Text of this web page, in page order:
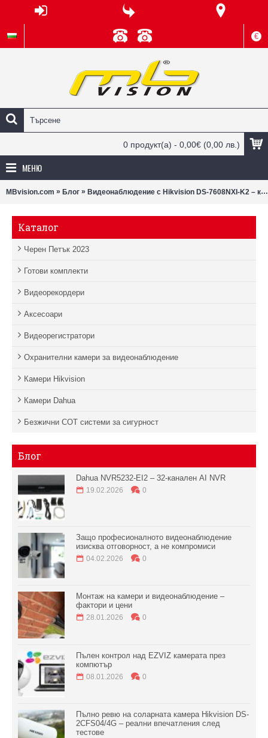
€
0 продукт(а) - 0,00€ (0,00 лв.)
МЕНЮ
MBvision.com » Блог » Видеонаблюдение с Hikvision DS-7608NXI-K2 – когато сигурността мисли вместо вас
Каталог
Черен Петък 2023
Готови комплекти
Видеорекордери
Аксесоари
Видеорегистратори
Охранителни камери за видеонаблюдение
Камери Hikvision
Камери Dahua
Безжични СОТ системи за сигурност
Блог
Dahua NVR5232-EI2 – 32-канален AI NVR
19.02.2026 0
Защо професионалното видеонаблюдение
изисква отговорност, а не компромиси
04.02.2026 0
Монтаж на камери и видеонаблюдение –
фактори и цени
28.01.2026 0
Пълен контрол над EZVIZ камерата през
компютър
08.01.2026 0
Пълно ревю на соларната камера Hikvision DS-
2CFS04/4G – реални впечатления след
тестове